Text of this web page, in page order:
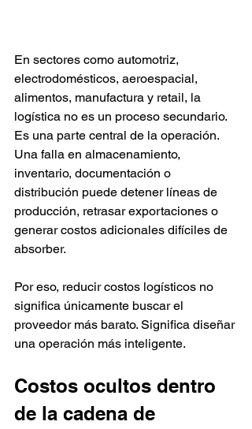
En sectores como automotriz,
electrodomésticos, aeroespacial,
alimentos, manufactura y retail, la
logística no es un proceso secundario.
Es una parte central de la operación.
Una falla en almacenamiento,
inventario, documentación o
distribución puede detener líneas de
producción, retrasar exportaciones o
generar costos adicionales difíciles de
absorber.
Por eso, reducir costos logísticos no
significa únicamente buscar el
proveedor más barato. Significa diseñar
una operación más inteligente.
Costos ocultos dentro
de la cadena de